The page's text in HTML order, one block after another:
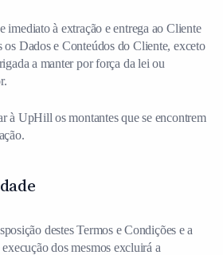
à extração e entrega ao Cliente
os Dados e Conteúdos do Cliente, exceto
a manter por força da lei ou
à UpHill os montantes que se encontrem
destes Termos e Condições e a
dos mesmos excluirá a